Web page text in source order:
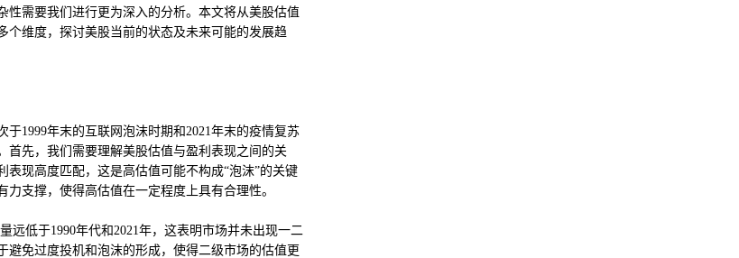
性需要我们进行更为深入的分析。本文将从美股估值
个维度，探讨美股当前的状态及未来可能的发展趋
1999年末的互联网泡沫时期和2021年末的疫情复苏
首先，我们需要理解美股估值与盈利表现之间的关
表现高度匹配，这是高估值可能不构成“泡沫”的关键
支撑，使得高估值在一定程度上具有合理性。
远低于1990年代和2021年，这表明市场并未出现一二
避免过度投机和泡沫的形成，使得二级市场的估值更